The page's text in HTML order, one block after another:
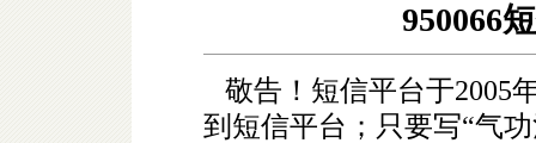
950066
敬告！短信平台于2005
到短信平台；只要写“气